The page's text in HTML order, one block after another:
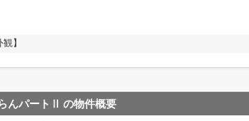
観】
んパートⅡ の物件概要